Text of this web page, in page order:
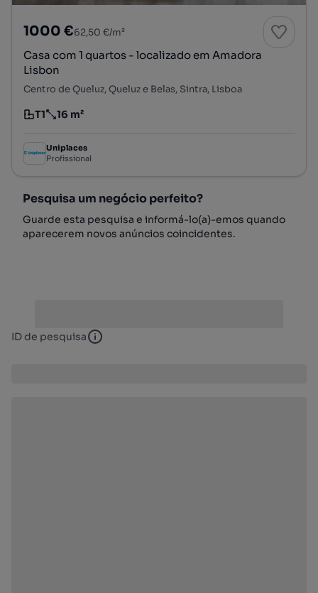
1000 €62,50 €/m²
Casa com 1 quartos - localizado em Amadora
Lisbon
Centro de Queluz, Queluz e Belas, Sintra, Lisboa
Tipologia
T1
Preço por metro quadrado
16 m²
Uniplaces
Profissional
Pesquisa um negócio perfeito?
Guarde esta pesquisa e informá-lo(a)-emos quando
aparecerem novos anúncios coincidentes.
ID de pesquisa ID de pesquisa